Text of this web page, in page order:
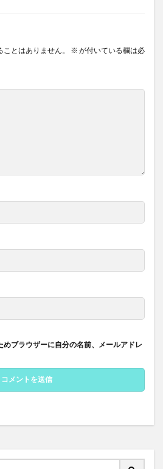
とはありません。 ※ が付いている欄は必
ブラウザーに自分の名前、メールアドレ